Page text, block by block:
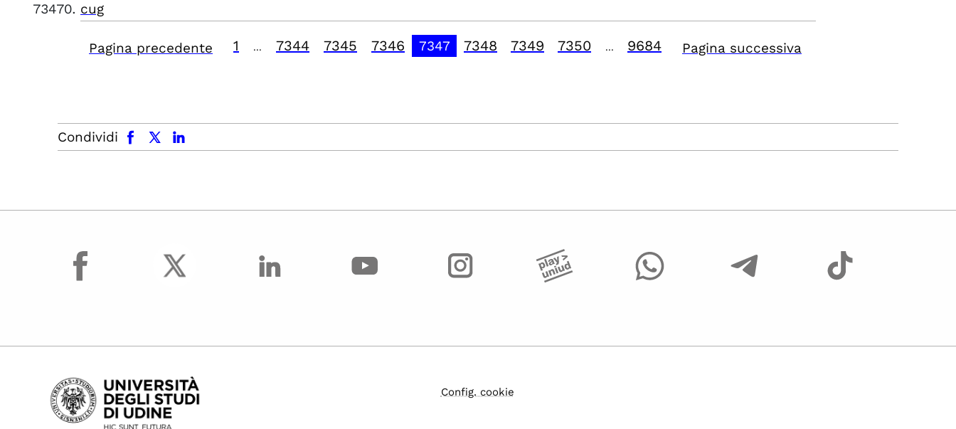
cug
Pagina precedente 1 7344 7345 7346 7347 7348 7349 7350 9684 Pagina successiva
Condividi
facebook x.com linkedin
facebook
Config. cookie